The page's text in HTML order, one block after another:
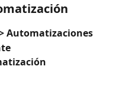
Automatizaciones